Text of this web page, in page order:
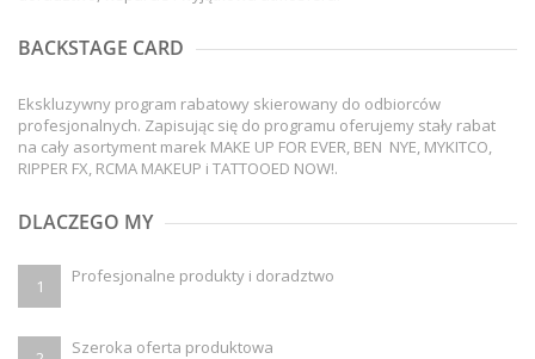
BACKSTAGE CARD
Ekskluzywny program rabatowy skierowany do odbiorców
profesjonalnych. Zapisując się do programu oferujemy stały rabat
na cały asortyment marek MAKE UP FOR EVER, BEN NYE, MYKITCO,
RIPPER FX, RCMA MAKEUP i TATTOOED NOW!.
DLACZEGO MY
1 Profesjonalne produkty i doradztwo
Szeroka oferta produktowa